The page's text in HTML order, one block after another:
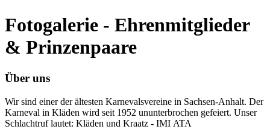
Fotogalerie - Ehrenmitglieder
& Prinzenpaare
Über uns
Wir sind einer der ältesten Karnevalsvereine in Sachsen-Anhalt. Der
Karneval in Kläden wird seit 1952 ununterbrochen gefeiert. Unser
Schlachtruf lautet: Kläden und Kraatz - IMI ATA